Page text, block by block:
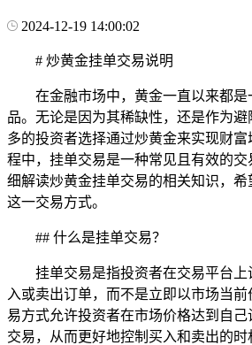
2024-12-19 14:00:02
# 炒黄金挂单交易说明
在金融市场中，黄金一直以来都
品。无论是因为其稀缺性，还是作为
多的投资者选择通过炒黄金来实现财
程中，挂单交易是一种常见且有效的
细解读炒黄金挂单交易的相关知识，
这一交易方式。
## 什么是挂单交易？
挂单交易是指投资者在交易平台
入或卖出订单，而不是立即以市场当
易方式允许投资者在市场价格达到自
交易，从而更好地控制买入和卖出的时